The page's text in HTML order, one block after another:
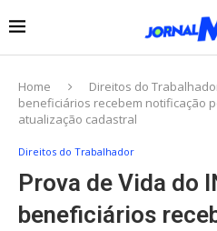
Home Direitos do
beneficiários recebem notificação
atualização cadastral
Direitos do Trabalhador
Prova de Vida do
beneficiários